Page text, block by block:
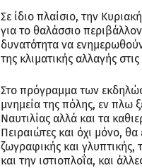
Σε ίδιο πλαίσιο, την
για το θαλάσσιο
δυνατότητα να
της κλιματικής αλλαγής
Στο πρόγραμμα των
μνημεία της πόλης, εν πλω
Ναυτιλίας αλλά και τα
Πειραιώτες και όχι μόνο,
ζωγραφικής και
και την ιστιοπλοΐα, και